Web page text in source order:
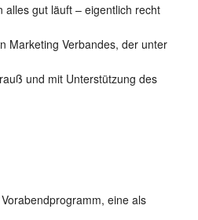
alles gut läuft – eigentlich recht
Marketing Verbandes, der unter
und mit Unterstützung des
eine als